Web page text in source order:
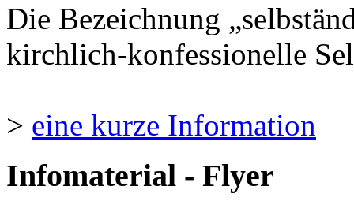
Die Bezeichnung
kirchlich-konfessionelle
> eine kurze Information
Infomaterial - Flyer